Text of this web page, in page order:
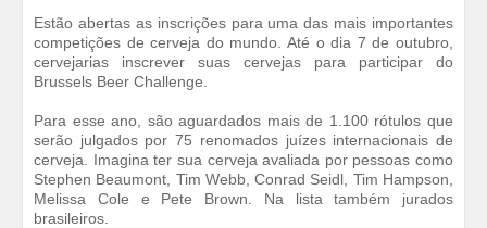
Estão abertas as inscrições para uma das mais importantes
competições de cerveja do mundo. Até o dia 7 de outubro,
cervejarias inscrever suas cervejas para participar do
Brussels Beer Challenge.
Para esse ano, são aguardados mais de 1.100 rótulos que
serão julgados por 75 renomados juízes internacionais de
cerveja. Imagina ter sua cerveja avaliada por pessoas como
Stephen Beaumont, Tim Webb, Conrad Seidl, Tim Hampson,
Melissa Cole e Pete Brown. Na lista também jurados
brasileiros.